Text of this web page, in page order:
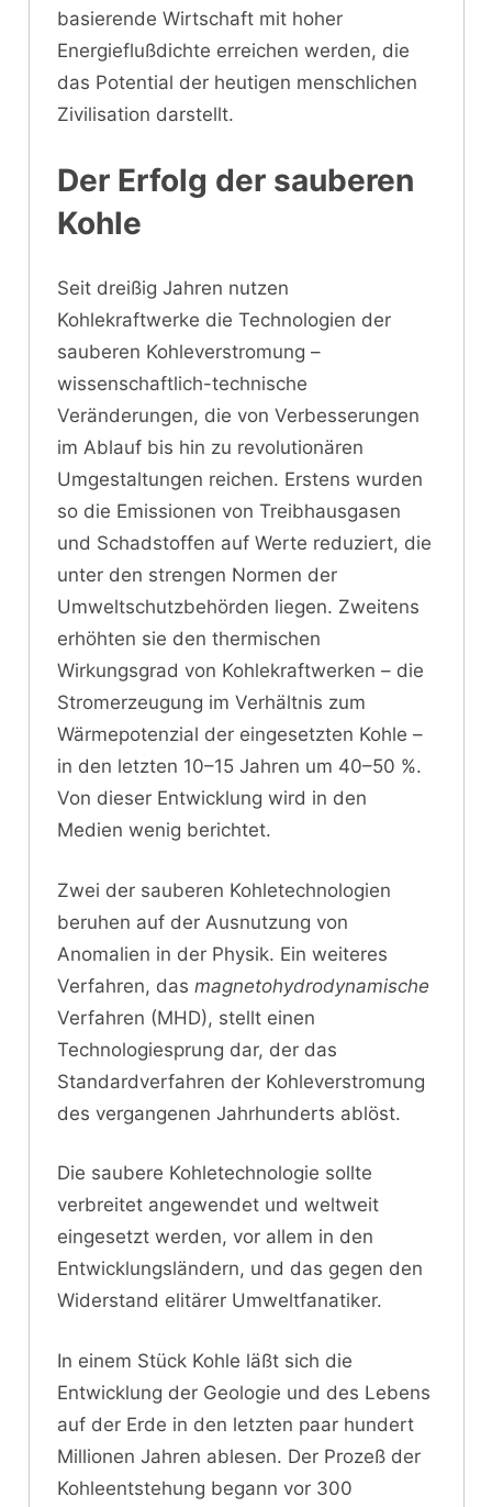
basierende Wirtschaft mit hoher
Energieflußdichte erreichen werden, die
das Potential der heutigen menschlichen
Zivilisation darstellt.
Der Erfolg der sauberen
Kohle
Seit dreißig Jahren nutzen
Kohlekraftwerke die Technologien der
sauberen Kohleverstromung –
wissenschaftlich-technische
Veränderungen, die von Verbesserungen
im Ablauf bis hin zu revolutionären
Umgestaltungen reichen. Erstens wurden
so die Emissionen von Treibhausgasen
und Schadstoffen auf Werte reduziert, die
unter den strengen Normen der
Umweltschutzbehörden liegen. Zweitens
erhöhten sie den thermischen
Wirkungsgrad von Kohlekraftwerken – die
Stromerzeugung im Verhältnis zum
Wärmepotenzial der eingesetzten Kohle –
in den letzten 10–15 Jahren um 40–50 %.
Von dieser Entwicklung wird in den
Medien wenig berichtet.
Zwei der sauberen Kohletechnologien
beruhen auf der Ausnutzung von
Anomalien in der Physik. Ein weiteres
Verfahren, das magnetohydrodynamische
Verfahren (MHD), stellt einen
Technologiesprung dar, der das
Standardverfahren der Kohleverstromung
des vergangenen Jahrhunderts ablöst.
Die saubere Kohletechnologie sollte
verbreitet angewendet und weltweit
eingesetzt werden, vor allem in den
Entwicklungsländern, und das gegen den
Widerstand elitärer Umweltfanatiker.
In einem Stück Kohle läßt sich die
Entwicklung der Geologie und des Lebens
auf der Erde in den letzten paar hundert
Millionen Jahren ablesen. Der Prozeß der
Kohleentstehung begann vor 300